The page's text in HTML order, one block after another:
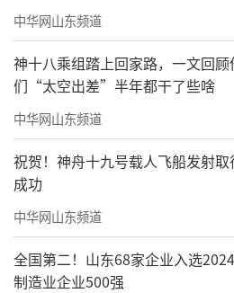
中华网山东频道
神十八乘组踏上回家路，一文回顾
们“太空出差”半年都干了些啥
中华网山东频道
祝贺！神舟十九号载人飞船发射取
成功
中华网山东频道
全国第二！山东68家企业入选
制造业企业500强